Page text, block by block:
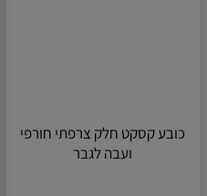
כובע קסקט חלק צרפתי חורפי
ועבה לגבר